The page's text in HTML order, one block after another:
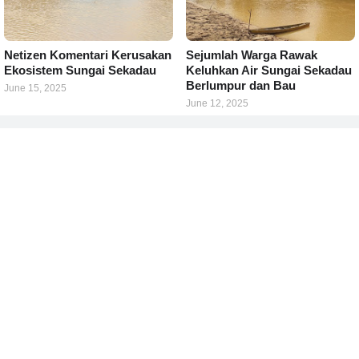
Netizen Komentari Kerusakan
Ekosistem Sungai Sekadau
June 15, 2025
Sejumlah Warga Rawak
Keluhkan Air Sungai Sekadau
Berlumpur dan Bau
June 12, 2025